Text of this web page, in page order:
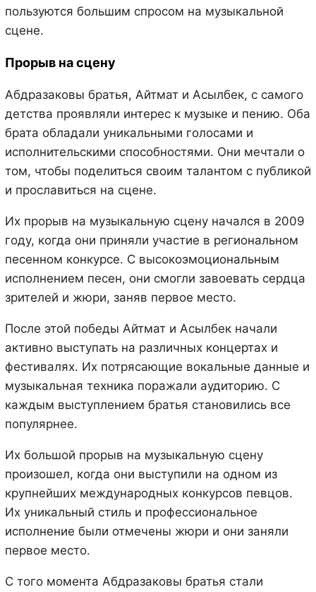
пользуются большим спросом на музыкальной
сцене.
Прорыв на сцену
Абдразаковы братья, Айтмат и Асылбек, с самого
детства проявляли интерес к музыке и пению. Оба
брата обладали уникальными голосами и
исполнительскими способностями. Они мечтали о
том, чтобы поделиться своим талантом с публикой
и прославиться на сцене.
Их прорыв на музыкальную сцену начался в 2009
году, когда они приняли участие в региональном
песенном конкурсе. С высокоэмоциональным
исполнением песен, они смогли завоевать сердца
зрителей и жюри, заняв первое место.
После этой победы Айтмат и Асылбек начали
активно выступать на различных концертах и
фестивалях. Их потрясающие вокальные данные и
музыкальная техника поражали аудиторию. С
каждым выступлением братья становились все
популярнее.
Их большой прорыв на музыкальную сцену
произошел, когда они выступили на одном из
крупнейших международных конкурсов певцов.
Их уникальный стиль и профессиональное
исполнение были отмечены жюри и они заняли
первое место.
С того момента Абдразаковы братья стали